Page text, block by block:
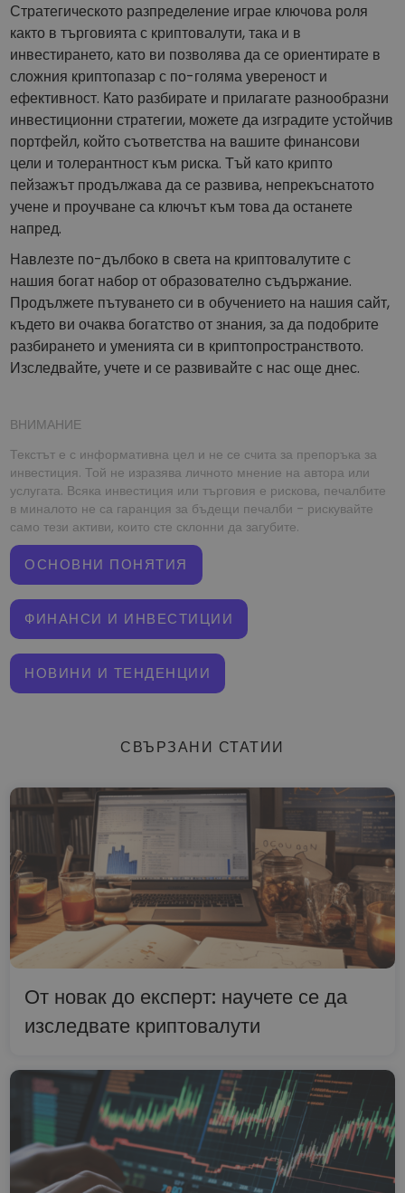
Стратегическото разпределение играе ключова роля
както в търговията с криптовалути, така и в
инвестирането, като ви позволява да се ориентирате в
сложния криптопазар с по-голяма увереност и
ефективност. Като разбирате и прилагате разнообразни
инвестиционни стратегии, можете да изградите устойчив
портфейл, който съответства на вашите финансови
цели и толерантност към риска. Тъй като крипто
пейзажът продължава да се развива, непрекъснатото
учене и проучване са ключът към това да останете
напред.
Навлезте по-дълбоко в света на криптовалутите с
нашия богат набор от образователно съдържание.
Продължете пътуването си в обучението на нашия сайт,
където ви очаква богатство от знания, за да подобрите
разбирането и уменията си в криптопространството.
Изследвайте, учете и се развивайте с нас още днес.
ВНИМАНИЕ
Текстът е с информативна цел и не се счита за препоръка за
инвестиция. Той не изразява личното мнение на автора или
услугата. Всяка инвестиция или търговия е рискова, печалбите
в миналото не са гаранция за бъдещи печалби - рискувайте
само тези активи, които сте склонни да загубите.
ОСНОВНИ ПОНЯТИЯ
ФИНАНСИ И ИНВЕСТИЦИИ
НОВИНИ И ТЕНДЕНЦИИ
СВЪРЗАНИ СТАТИИ
От новак до експерт: научете се да
изследвате криптовалути